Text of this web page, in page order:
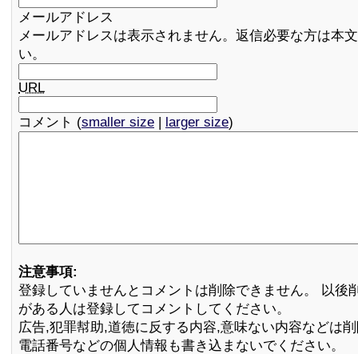
メールアドレス
メールアドレスは表示されません。返信必要な方は本
い。
URL
コメント (smaller size | larger size)
注意事項:
登録していませんとコメントは削除できません。 以後
がある人は登録してコメントしてください。
広告,犯罪幇助,道徳に反する内容,意味ない内容などは
電話番号などの個人情報も書き込まないでください。